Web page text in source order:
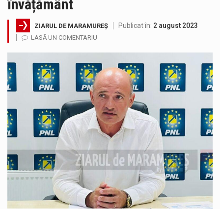
Pompierii militari si un echipaj SMURD au intervenit in aceasta dimineata la degajarea unei persoane care a fost găsită spânzurată…
Proiectul pentru reconstrucția definitivă a podului peste râul Săsar din Baia Mare avansează într-o nouă etapă concretă. După asigurarea finanțării…
învățământ
ZIARUL DE MARAMUREȘ Publicat în: 2 august 2023
LASĂ UN COMENTARIU